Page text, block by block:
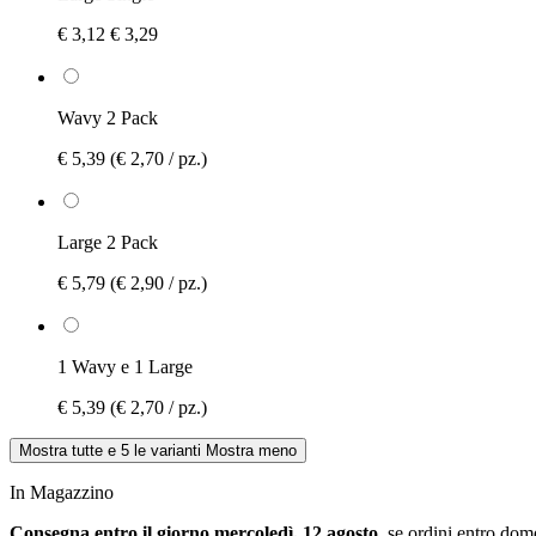
€ 3,12 € 3,29
Wavy 2 Pack
€ 5,39 (€ 2,70 / pz.)
Large 2 Pack
€ 5,79 (€ 2,90 / pz.)
1 Wavy e 1 Large
€ 5,39 (€ 2,70 / pz.)
Mostra tutte e 5 le varianti Mostra meno
In Magazzino